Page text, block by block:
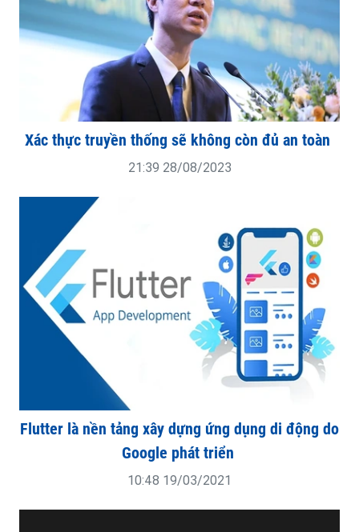
Xác thực truyền thống sẽ không còn đủ an toàn
21:39 28/08/2023
Flutter là nền tảng xây dựng ứng dụng di động do
Google phát triển
10:48 19/03/2021